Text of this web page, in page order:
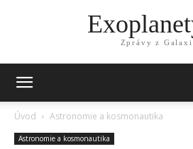
Zprávy z
Úvod Astronomie a kosmonautika
Astronomie a kosmonautika